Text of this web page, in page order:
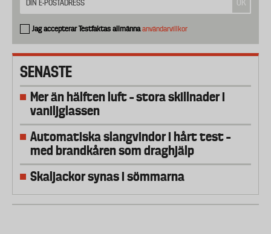
Jag accepterar Testfaktas allmännaanvändarvillkor
SENASTE
Mer än hälften luft – stora skillnader i
vaniljglassen
Automatiska slangvindor i hårt test –
med brandkåren som draghjälp
Skaljackor synas i sömmarna